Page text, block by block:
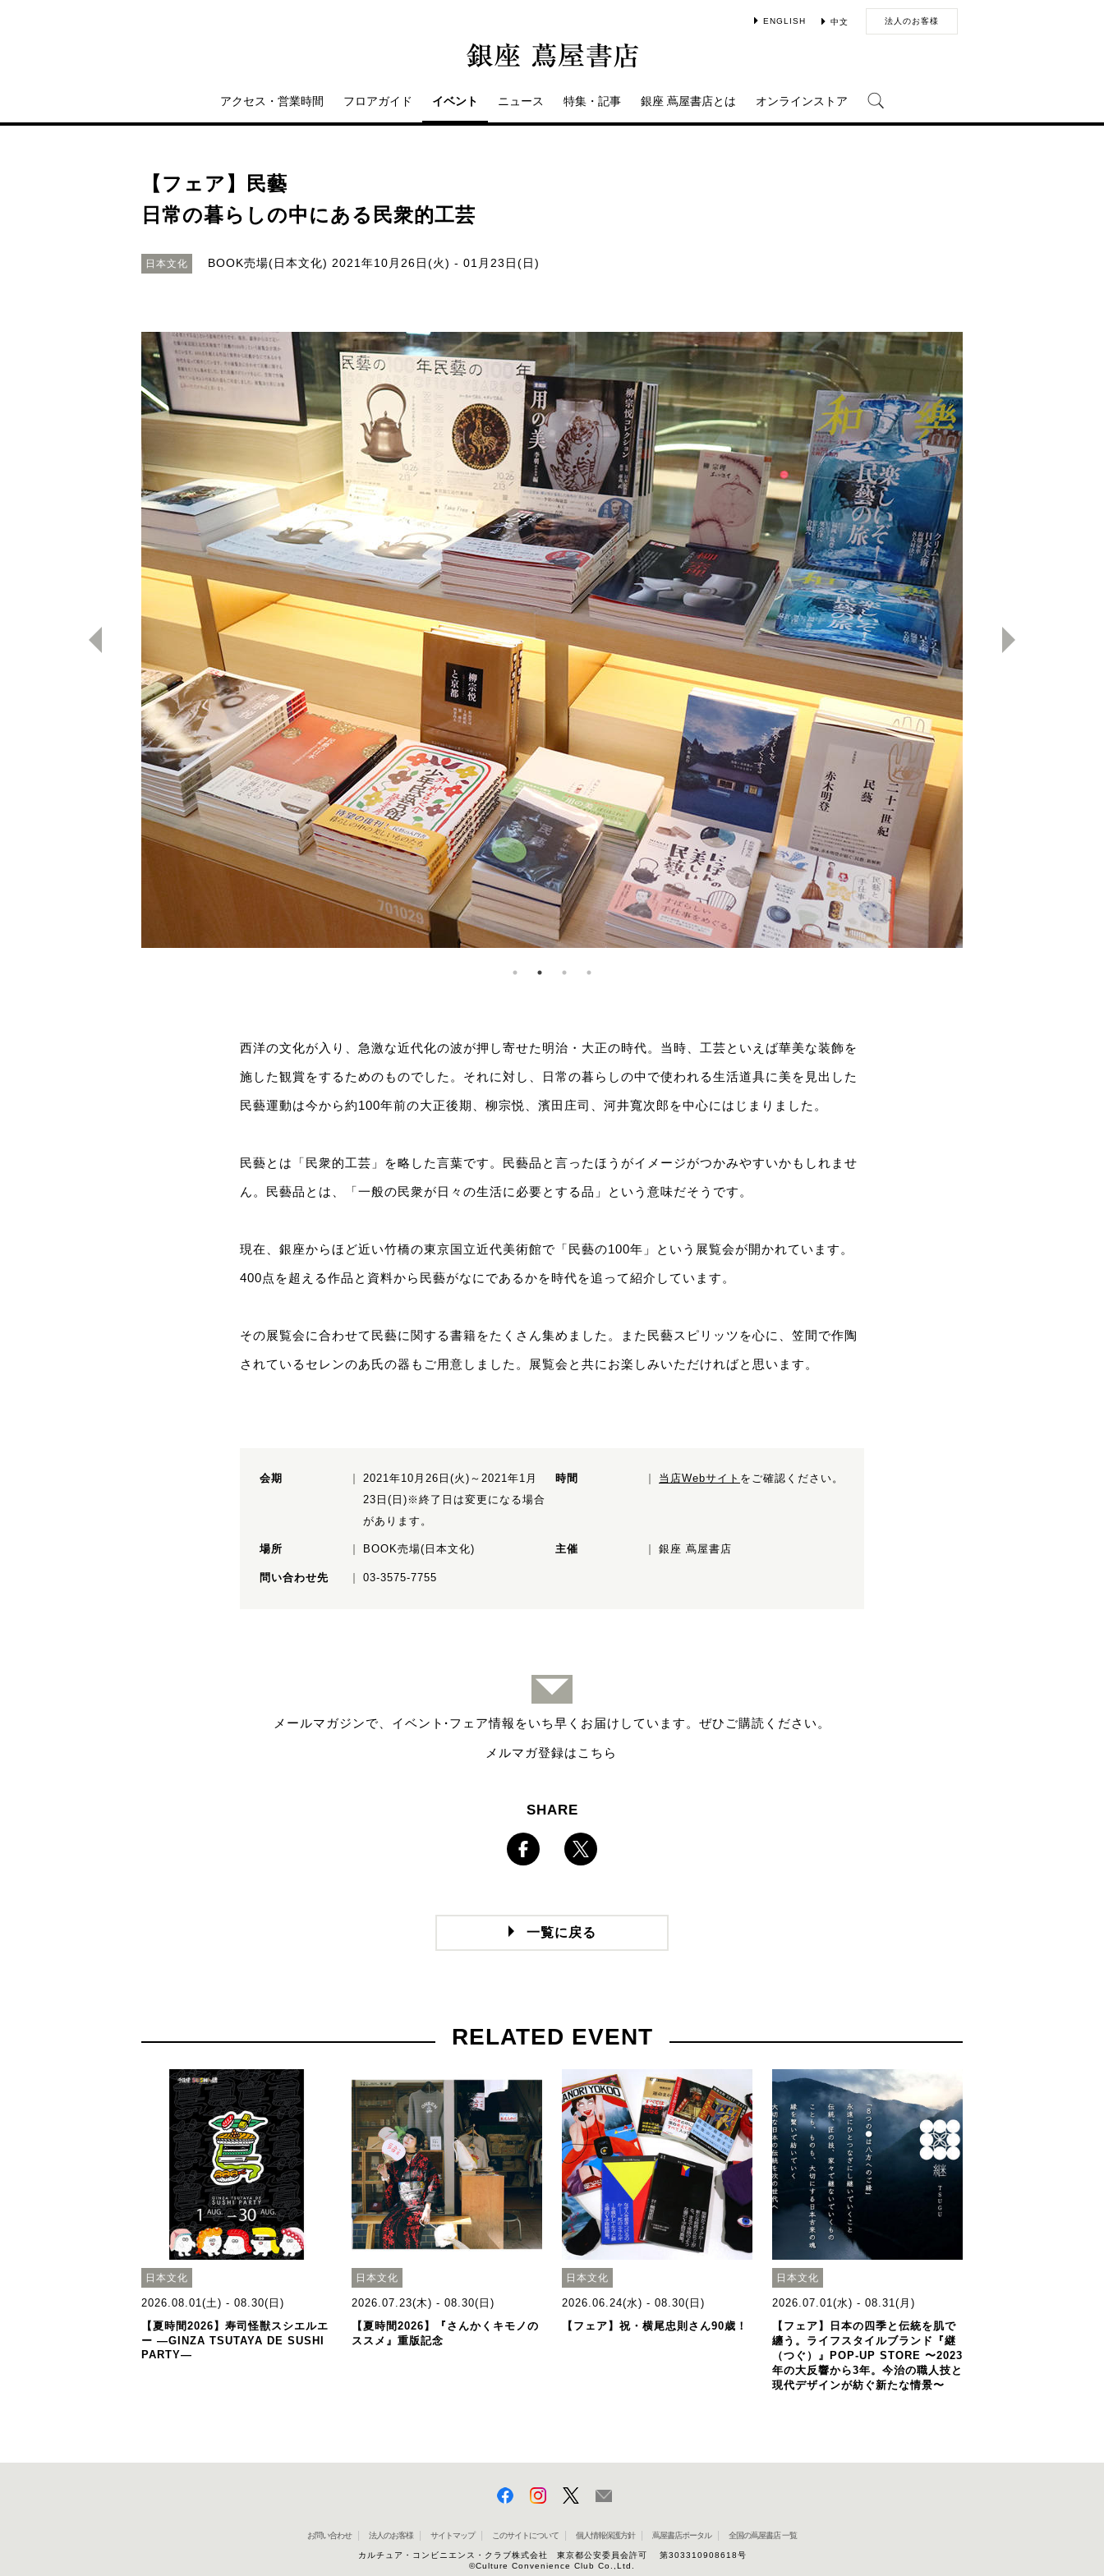
ENGLISH 中文 法人のお客様
アクセス・営業時間 フロアガイド イベント ニュース 特集・記事 銀座 蔦屋書店とは オンラインストア
【フェア】民藝
日常の暮らしの中にある民衆的工芸
日本文化 BOOK売場(日本文化) 2021年10月26日(火) - 01月23日(日)
西洋の文化が入り、急激な近代化の波が押し寄せた明治・大正の時代。当時、工芸といえば華美な装飾を
施した観賞をするためのものでした。それに対し、日常の暮らしの中で使われる生活道具に美を見出した
民藝運動は今から約100年前の大正後期、柳宗悦、濱田庄司、河井寬次郎を中心にはじまりました。
民藝とは「民衆的工芸」を略した言葉です。民藝品と言ったほうがイメージがつかみやすいかもしれませ
ん。民藝品とは、「一般の民衆が日々の生活に必要とする品」という意味だそうです。
現在、銀座からほど近い竹橋の東京国立近代美術館で「民藝の100年」という展覧会が開かれています。
400点を超える作品と資料から民藝がなにであるかを時代を追って紹介しています。
その展覧会に合わせて民藝に関する書籍をたくさん集めました。また民藝スピリッツを心に、笠間で作陶
されているセレンのあ氏の器もご用意しました。展覧会と共にお楽しみいただければと思います。
会期
2021年10月26日(火)～2021年1月
23日(日)※終了日は変更になる場合
があります。
時間 当店Webサイト をご確認ください。
場所 BOOK売場(日本文化) 主催 銀座 蔦屋書店
問い合わせ先 03-3575-7755
メールマガジンで、イベント ·フェア情報をいち早くお届けしています。ぜひご購読ください。
メルマガ登録はこちら
SHARE
一覧に戻る
RELATED EVENT
日本文化
2026.08.01(土) - 08.30(日)
【夏時間2026】寿司怪獣スシエルエ
ー ―GINZA TSUTAYA DE SUSHI
PARTY―
日本文化
2026.07.23(木) - 08.30(日)
【夏時間2026】『さんかくキモノの
ススメ』重版記念
日本文化
2026.06.24(水) - 08.30(日)
【フェア】祝・横尾忠則さん90歳！
日本文化
2026.07.01(水) - 08.31(月)
【フェア】日本の四季と伝統を肌で
纏う。ライフスタイルブランド『継
（つぐ）』POP-UP STORE 〜2023
年の大反響から3年。今治の職人技と
現代デザインが紡ぐ新たな情景〜
お問い合わせ 法人のお客様 サイトマップ このサイトについて 個人情報保護方針 蔦屋書店ポータル 全国の蔦屋書店 一覧
カルチュア・コンビニエンス・クラブ株式会社 東京都公安委員会許可 第303310908618号
©Culture Convenience Club Co.,Ltd.